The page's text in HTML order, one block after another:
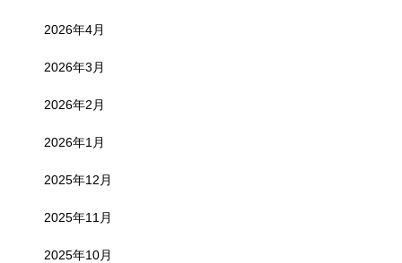
2026年4月
2026年3月
2026年2月
2026年1月
2025年12月
2025年11月
2025年10月